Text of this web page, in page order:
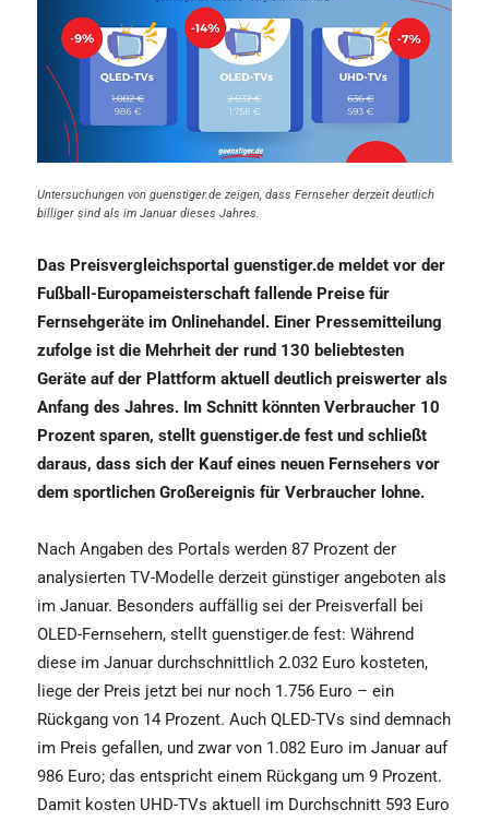
Untersuchungen von guenstiger.de zeigen, dass Fernseher derzeit deutlich
billiger sind als im Januar dieses Jahres.
Das Preisvergleichsportal guenstiger.de meldet vor der
Fußball-Europameisterschaft fallende Preise für
Fernsehgeräte im Onlinehandel. Einer Pressemitteilung
zufolge ist die Mehrheit der rund 130 beliebtesten
Geräte auf der Plattform aktuell deutlich preiswerter als
Anfang des Jahres. Im Schnitt könnten Verbraucher 10
Prozent sparen, stellt guenstiger.de fest und schließt
daraus, dass sich der Kauf eines neuen Fernsehers vor
dem sportlichen Großereignis für Verbraucher lohne.
Nach Angaben des Portals werden 87 Prozent der
analysierten TV-Modelle derzeit günstiger angeboten als
im Januar. Besonders auffällig sei der Preisverfall bei
OLED-Fernsehern, stellt guenstiger.de fest: Während
diese im Januar durchschnittlich 2.032 Euro kosteten,
liege der Preis jetzt bei nur noch 1.756 Euro – ein
Rückgang von 14 Prozent. Auch QLED-TVs sind demnach
im Preis gefallen, und zwar von 1.082 Euro im Januar auf
986 Euro; das entspricht einem Rückgang um 9 Prozent.
Damit kosten UHD-TVs aktuell im Durchschnitt 593 Euro